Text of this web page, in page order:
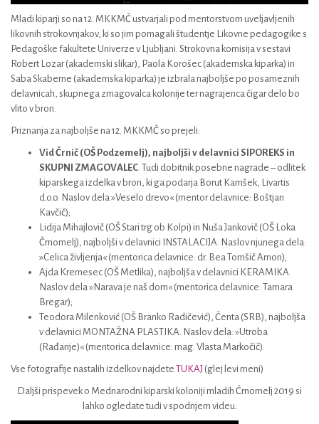
Mladi kiparji so na 12. MKKMČ ustvarjali pod mentorstvom uveljavljenih
likovnih strokovnjakov, ki so jim pomagali študentje Likovne pedagogike s
Pedagoške fakultete Univerze v Ljubljani. Strokovna komisija v sestavi
Robert Lozar (akademski slikar), Paola Korošec (akademska kiparka) in
Saba Skaberne (akademska kiparka) je izbrala najboljše po posameznih
delavnicah, skupnega zmagovalca kolonije ter nagrajenca čigar delo bo
vlito v bron.
Priznanja za najboljše na 12. MKKMČ so prejeli:
Vid Črnič (OŠ Podzemelj), najboljši v delavnici SIPOREKS in
SKUPNI ZMAGOVALEC. Tudi dobitnik posebne nagrade – odlitek
kiparskega izdelka v bron, ki ga podarja Borut Kamšek, Livartis
d.o.o. Naslov dela »Veselo drevo« (mentor delavnice: Boštjan
Kavčič);
Lidija Mihajlovič (OŠ Stari trg ob Kolpi) in Nuša Jankovič (OŠ Loka
Črnomelj), najboljši v delavnici INSTALACIJA. Naslov njunega dela:
»Celica življenja« (mentorica delavnice: dr. Bea Tomšič Amon);
Ajda Kremesec (OŠ Metlika), najboljša v delavnici KERAMIKA.
Naslov dela »Narava je naš dom« (mentorica delavnice: Tamara
Bregar);
Teodora Milenković (OŠ Branko Radičević), Čenta (SRB), najboljša
v delavnici MONTAŽNA PLASTIKA. Naslov dela: »Utroba
(Rađanje)« (mentorica delavnice: mag. Vlasta Markočič).
Vse fotografije nastalih izdelkov najdete TUKAJ (glej levi meni)
Daljši prispevek o Mednarodni kiparski koloniji mladih Črnomelj 2019 si
lahko ogledate tudi v spodnjem videu: